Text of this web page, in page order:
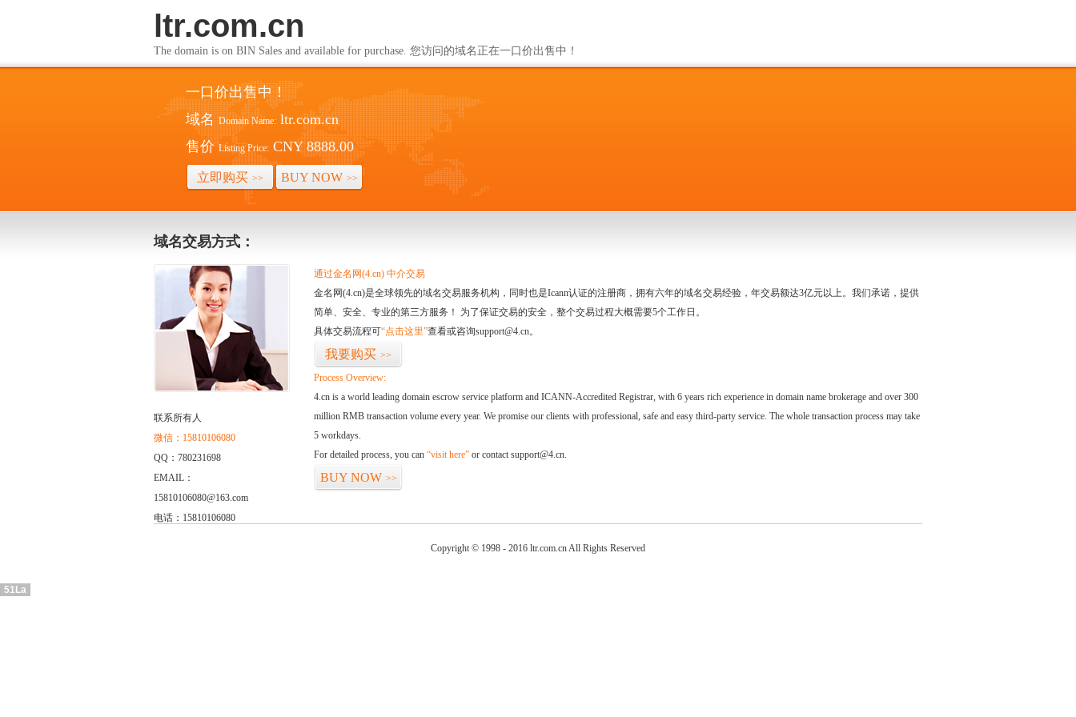
ltr.com.cn
The domain is on BIN Sales and available for purchase. 您访问的域名正在一口价出售中！
一口价出售中！
域名 Domain Name: ltr.com.cn
售价 Listing Price: CNY 8888.00
立即购买 >> BUY NOW >>
域名交易方式：
联系所有人
微信：15810106080
QQ：780231698
EMAIL：
15810106080@163.com
电话：15810106080
通过金名网(4.cn) 中介交易
金名网(4.cn)是全球领先的域名交易服务机构，同时也是Icann认证的注册商，拥有六年的域名交易经验，年交易额达3亿元以上。我们承诺，提供
简单、安全、专业的第三方服务！ 为了保证交易的安全，整个交易过程大概需要5个工作日。
具体交易流程可“点击这里”查看或咨询support@4.cn。
我要购买 >>
Process Overview:
4.cn is a world leading domain escrow service platform and ICANN-Accredited Registrar, with 6 years rich experience in domain name brokerage and over 300
million RMB transaction volume every year. We promise our clients with professional, safe and easy third-party service. The whole transaction process may take
5 workdays.
For detailed process, you can “visit here” or contact support@4.cn.
BUY NOW >>
Copyright © 1998 - 2016 ltr.com.cn All Rights Reserved
51La